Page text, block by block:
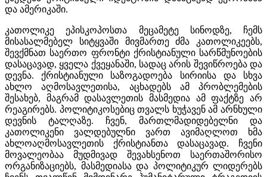
და ამერიკაში.
კათოლიკე ეპისკოპოსთა მეცამეტე სინოდზე, ჩემს
მისასალმებელ სიტყვაში მივმართე ძმა კათოლიკეებს,
შევქმნათ საერთო ფრონტი ქრისტიანული სარწმუნოების
დასაცავად, ყველა ქვეყანაში, სადაც არის შევიწროება და
დევნა. ქრისტიანული საზოგადოება სირიისა და სხვა
ახლო აღმოსავლეთისა, აცხადებს ამ პრობლემების
შესახებ, მაგრამ დასავლეთის მასმედია ამ ფაქტზე არ
რეაგირებს. პოლიტიკოსებიც თვალს ხუჭავენ ამ არნხული
დევნის ტალღაზე. ჩვენ, მართლმადიდებელნი და
კათოლიკენი ვალდებულნი ვართ ავიმაღლოთ ხმა
ახლოაღმოსავლეთის ქრისტიანთა დასაცავად. ჩვენი
მოვალეობაა მუდმივად შევახსენოთ საერთაშორისო
ორგანიზაციებს, მასმედიასა და პოლიტიკურ ლიდერებს